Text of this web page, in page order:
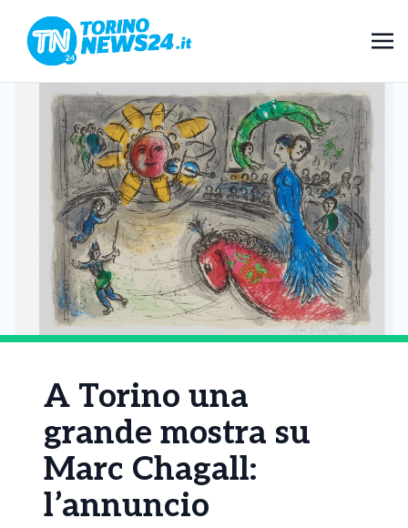
A Torino una
grande mostra su
Marc Chagall:
l’annuncio